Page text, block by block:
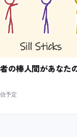
の棒人間があなた
予定